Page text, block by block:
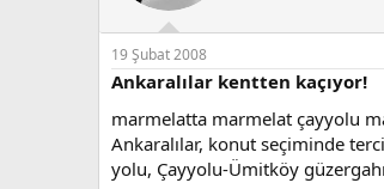
a
ş
l
a
t
a
ç
a
r
i
h
i
19 Şubat 2008
Ankaralılar kentten kaçıyor!
marmelatta marmelat çayyolu
Ankaralılar, konut seçiminde
yolu, Çayyolu-Ümitköy